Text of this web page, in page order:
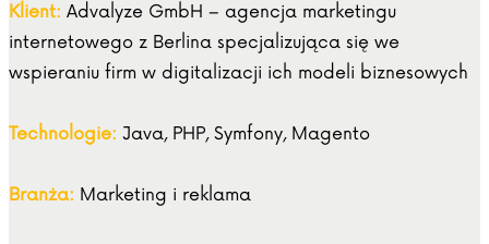
Klient: Advalyze GmbH – agencja marketingu
internetowego z Berlina specjalizująca się we
wspieraniu firm w digitalizacji ich modeli biznesowych
Technologie: Java, PHP, Symfony, Magento
Branża: Marketing i reklama